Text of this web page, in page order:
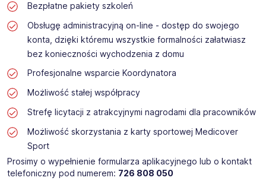
Bezpłatne pakiety szkoleń
Obsługę administracyjną on-line - dostęp do swojego
konta, dzięki któremu wszystkie formalności załatwiasz
bez konieczności wychodzenia z domu
Profesjonalne wsparcie Koordynatora
Możliwość stałej współpracy
Strefę licytacji z atrakcyjnymi nagrodami dla pracowników
Możliwość skorzystania z karty sportowej Medicover
Sport
Prosimy o wypełnienie formularza aplikacyjnego lub o kontakt
telefoniczny pod numerem: 726 808 050